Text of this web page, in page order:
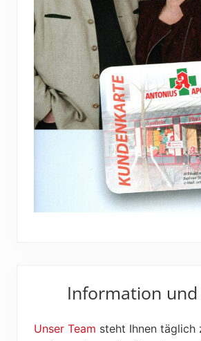
Information und
Unser Team steht Ihnen täglich